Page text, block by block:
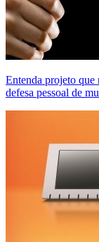
Entenda projeto que
defesa pessoal de